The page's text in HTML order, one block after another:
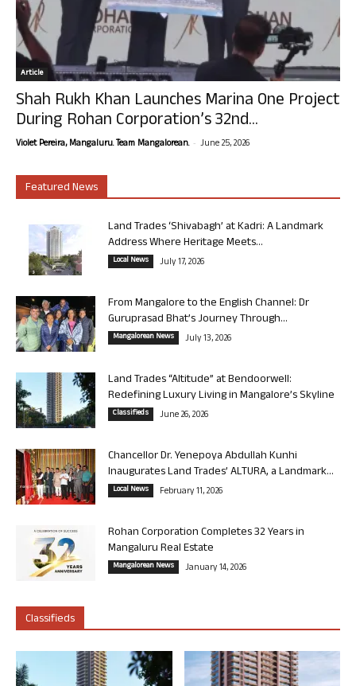
Article
Shah Rukh Khan Launches Marina One Project
During Rohan Corporation’s 32nd...
Violet Pereira, Mangaluru. Team Mangalorean. - June 25, 2026
Featured News
Land Trades ‘Shivabagh’ at Kadri: A Landmark
Address Where Heritage Meets...
Local News July 17, 2026
From Mangalore to the English Channel: Dr
Guruprasad Bhat’s Journey Through...
Mangalorean News July 13, 2026
Land Trades “Altitude” at Bendoorwell:
Redefining Luxury Living in Mangalore’s Skyline
Classifieds June 26, 2026
Chancellor Dr. Yenepoya Abdullah Kunhi
Inaugurates Land Trades’ ALTURA, a Landmark...
Local News February 11, 2026
Rohan Corporation Completes 32 Years in
Mangaluru Real Estate
Mangalorean News January 14, 2026
Classifieds